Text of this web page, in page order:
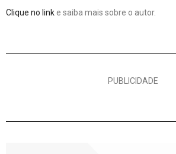
Clique no linke saiba mais sobre o autor.
PUBLICIDADE